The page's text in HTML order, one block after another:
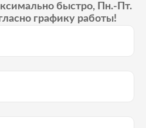
быстро, Пн.-Пт.
графику работы!